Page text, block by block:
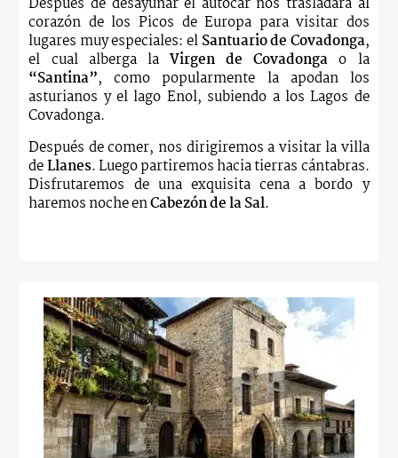
corazón de los Picos de Europa para visitar dos
lugares muy especiales: el Santuario de Covadonga,
el cual alberga la Virgen de Covadonga o la
“Santina”, como popularmente la apodan los
asturianos y el lago Enol, subiendo a los Lagos de
Covadonga.
Después de comer, nos dirigiremos a visitar la villa
deLlanes. Luego partiremos hacia tierras cántabras.
Disfrutaremos de una exquisita cena a bordo y
haremos noche enCabezón de la Sal.